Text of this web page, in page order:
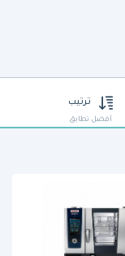
ترتيب
أفضل تطابق